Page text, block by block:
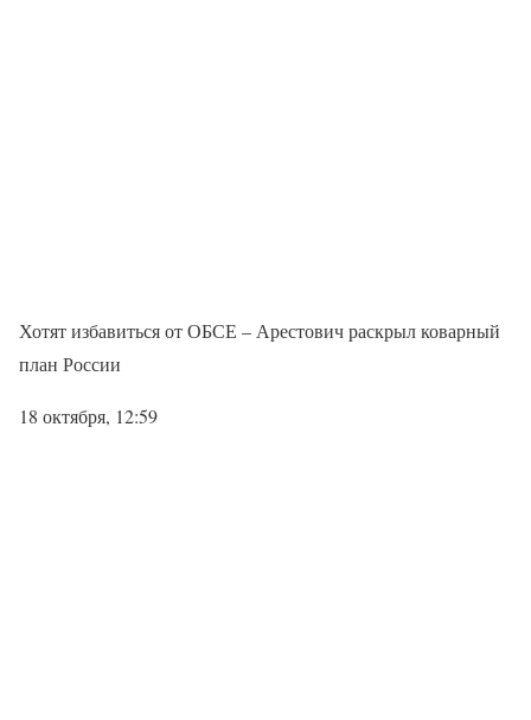
Хотят избавиться от ОБСЕ – Арестович раскрыл коварный
план России
18 октября, 12:59